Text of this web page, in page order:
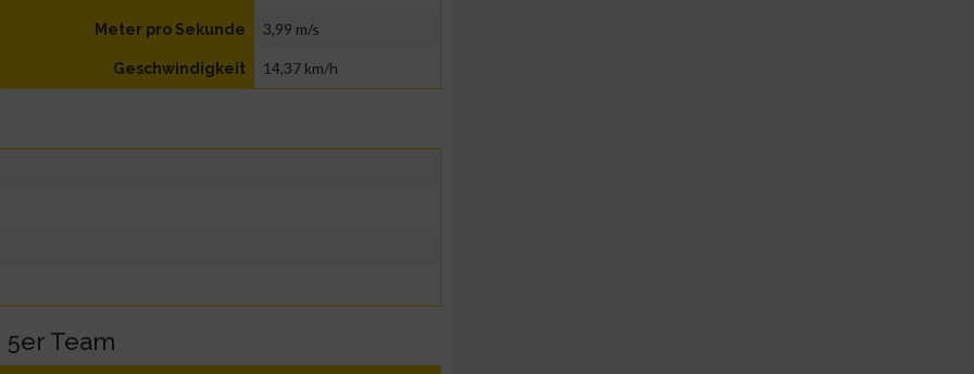
Meter pro Sekunde 3,99 m/s
Geschwindigkeit 14,37 km/h
Team